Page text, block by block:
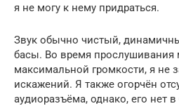
я не могу к нему придраться.
Звук обычно чистый,
басы. Во время прослушивания
максимальной громкости, я не
искажений. Я также огорчён
аудиоразъёма, однако, его нет